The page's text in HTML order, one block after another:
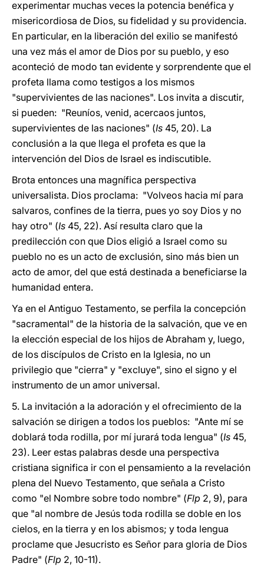
experimentar muchas veces la potencia benéfica y
misericordiosa de Dios, su fidelidad y su providencia.
En particular, en la liberación del exilio se manifestó
una vez más el amor de Dios por su pueblo, y eso
aconteció de modo tan evidente y sorprendente que el
profeta llama como testigos a los mismos
"supervivientes de las naciones". Los invita a discutir,
si pueden: "Reuníos, venid, acercaos juntos,
supervivientes de las naciones" (Is 45, 20). La
conclusión a la que llega el profeta es que la
intervención del Dios de Israel es indiscutible.
Brota entonces una magnífica perspectiva
universalista. Dios proclama: "Volveos hacia mí para
salvaros, confines de la tierra, pues yo soy Dios y no
hay otro" (Is 45, 22). Así resulta claro que la
predilección con que Dios eligió a Israel como su
pueblo no es un acto de exclusión, sino más bien un
acto de amor, del que está destinada a beneficiarse la
humanidad entera.
Ya en el Antiguo Testamento, se perfila la concepción
"sacramental" de la historia de la salvación, que ve en
la elección especial de los hijos de Abraham y, luego,
de los discípulos de Cristo en la Iglesia, no un
privilegio que "cierra" y "excluye", sino el signo y el
instrumento de un amor universal.
5. La invitación a la adoración y el ofrecimiento de la
salvación se dirigen a todos los pueblos: "Ante mí se
doblará toda rodilla, por mí jurará toda lengua" (Is 45,
23). Leer estas palabras desde una perspectiva
cristiana significa ir con el pensamiento a la revelación
plena del Nuevo Testamento, que señala a Cristo
como "el Nombre sobre todo nombre" (Flp 2, 9), para
que "al nombre de Jesús toda rodilla se doble en los
cielos, en la tierra y en los abismos; y toda lengua
proclame que Jesucristo es Señor para gloria de Dios
Padre" (Flp 2, 10-11).